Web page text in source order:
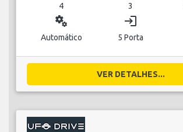
4 3
miscellaneous_services
Automático
login
5 Porta
VER DETALHES...